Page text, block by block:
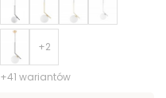
+41 wariantów